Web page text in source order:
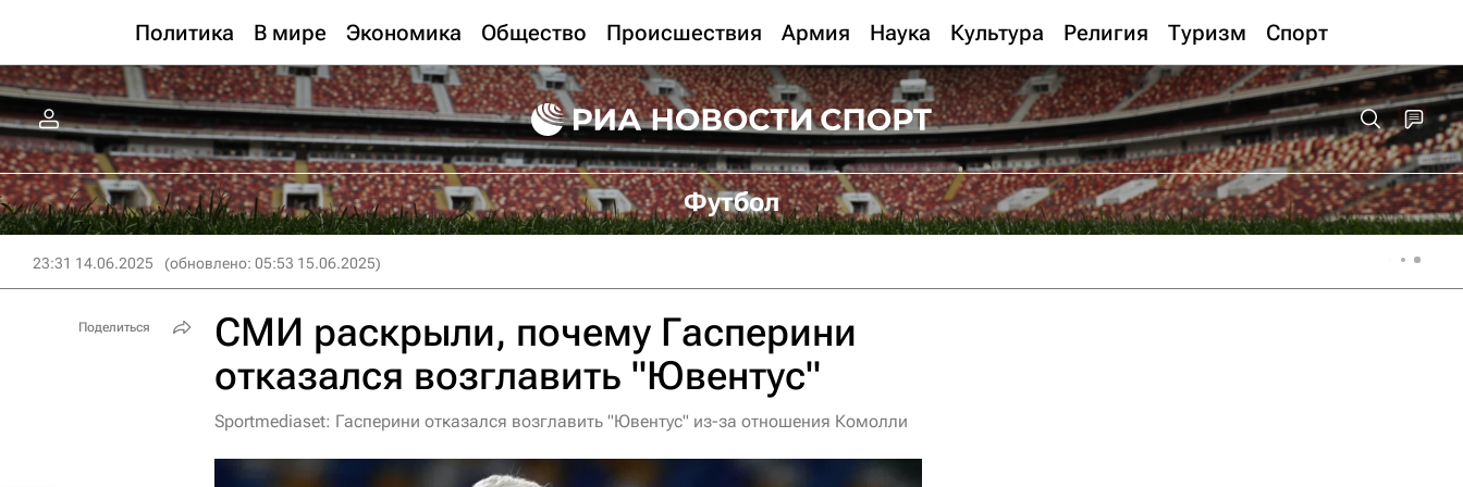
Политика В мире Экономика Общество Происшествия Армия Наука Культура Религия Туризм Спорт
Футбол
23:31 14.06.2025 (обновлено: 05:53 15.06.2025)
СМИ раскрыли, почему Гасперини
отказался возглавить "Ювентус"
Sportmediaset: Гасперини отказался возглавить "Ювентус" из-за отношения Комолли
Поделиться